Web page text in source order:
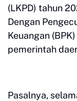
(LKPD) tahun
Dengan
Keuangan
pemerintah
Pasalnya,